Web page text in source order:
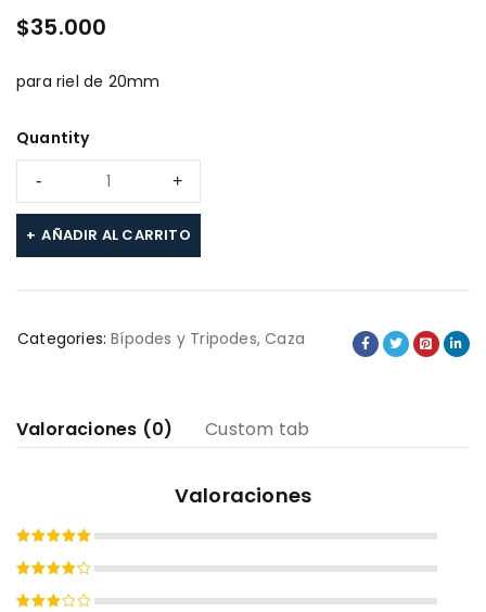
$35.000
para riel de 20mm
Quantity
AÑADIR AL CARRITO
Categories: Bípodes y Tripodes,Caza
Valoraciones (0) Custom tab
Valoraciones
Valorado
5
Valorado